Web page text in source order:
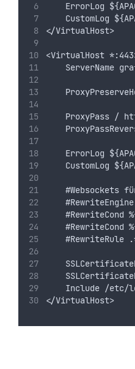
ErrorLog
CustomLog
</VirtualHost>
<VirtualHost
ServerName
ProxyPass /
ErrorLog
CustomLog
#Websockets
#RewriteCond
#RewriteCond
#RewriteRule
Include /etc/
</VirtualHost>